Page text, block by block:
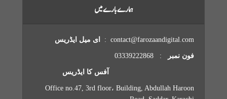
ہمارے بارے میں
contact@farozaandigital.com : ای میل ایڈریس
فون نمبر : 03339222868
آفس کا ایڈریس
Office no.47, 3rd floor، Building, Abdullah Haroon